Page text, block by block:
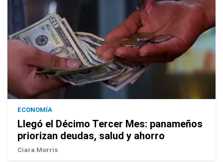
ECONOMÍA
Llegó el Décimo Tercer Mes: panameños
priorizan deudas, salud y ahorro
Ciara Morris